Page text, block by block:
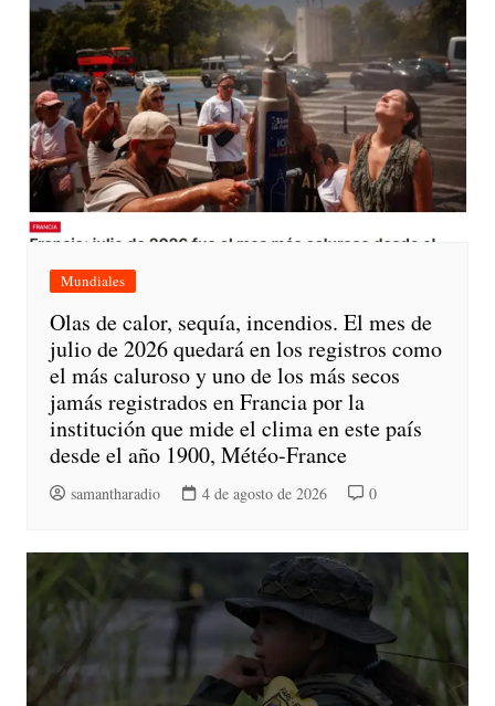
Mundiales
Olas de calor, sequía, incendios. El mes de
julio de 2026 quedará en los registros como
el más caluroso y uno de los más secos
jamás registrados en Francia por la
institución que mide el clima en este país
desde el año 1900, Météo-France
samantharadio 4 de agosto de 2026 0